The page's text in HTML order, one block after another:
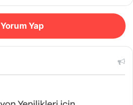
Yorum Yap